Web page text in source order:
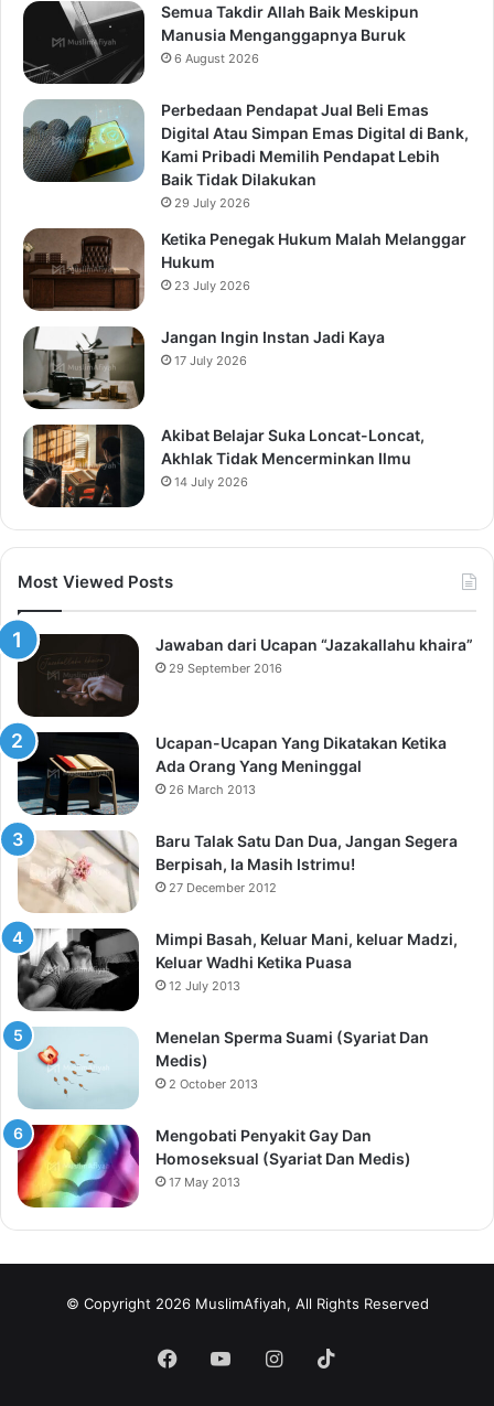
Semua Takdir Allah Baik Meskipun
Manusia Menganggapnya Buruk
6 August 2026
Perbedaan Pendapat Jual Beli Emas
Digital Atau Simpan Emas Digital di Bank,
Kami Pribadi Memilih Pendapat Lebih
Baik Tidak Dilakukan
29 July 2026
Ketika Penegak Hukum Malah Melanggar
Hukum
23 July 2026
Jangan Ingin Instan Jadi Kaya
17 July 2026
Akibat Belajar Suka Loncat-Loncat,
Akhlak Tidak Mencerminkan Ilmu
14 July 2026
Most Viewed Posts
Jawaban dari Ucapan “Jazakallahu khaira”
29 September 2016
Ucapan-Ucapan Yang Dikatakan Ketika
Ada Orang Yang Meninggal
26 March 2013
Baru Talak Satu Dan Dua, Jangan Segera
Berpisah, Ia Masih Istrimu!
27 December 2012
Mimpi Basah, Keluar Mani, keluar Madzi,
Keluar Wadhi Ketika Puasa
12 July 2013
Menelan Sperma Suami (Syariat Dan
Medis)
2 October 2013
Mengobati Penyakit Gay Dan
Homoseksual (Syariat Dan Medis)
17 May 2013
© Copyright 2026 MuslimAfiyah, All Rights Reserved
Facebook
YouTubeInstagram